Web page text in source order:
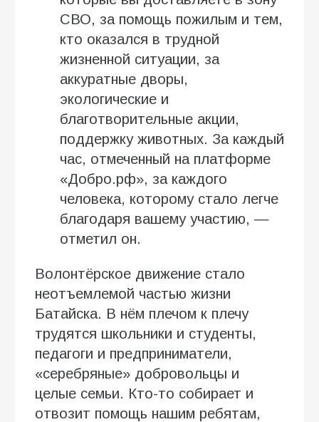
СВО, за помощь пожилым и тем,
кто оказался в трудной
жизненной ситуации, за
аккуратные дворы,
экологические и
благотворительные акции,
поддержку животных. За каждый
час, отмеченный на платформе
«Добро.рф», за каждого
человека, которому стало легче
благодаря вашему участию, —
отметил он.
Волонтёрское движение стало
неотъемлемой частью жизни
Батайска. В нём плечом к плечу
трудятся школьники и студенты,
педагоги и предприниматели,
«серебряные» добровольцы и
целые семьи. Кто-то собирает и
отвозит помощь нашим ребятам,